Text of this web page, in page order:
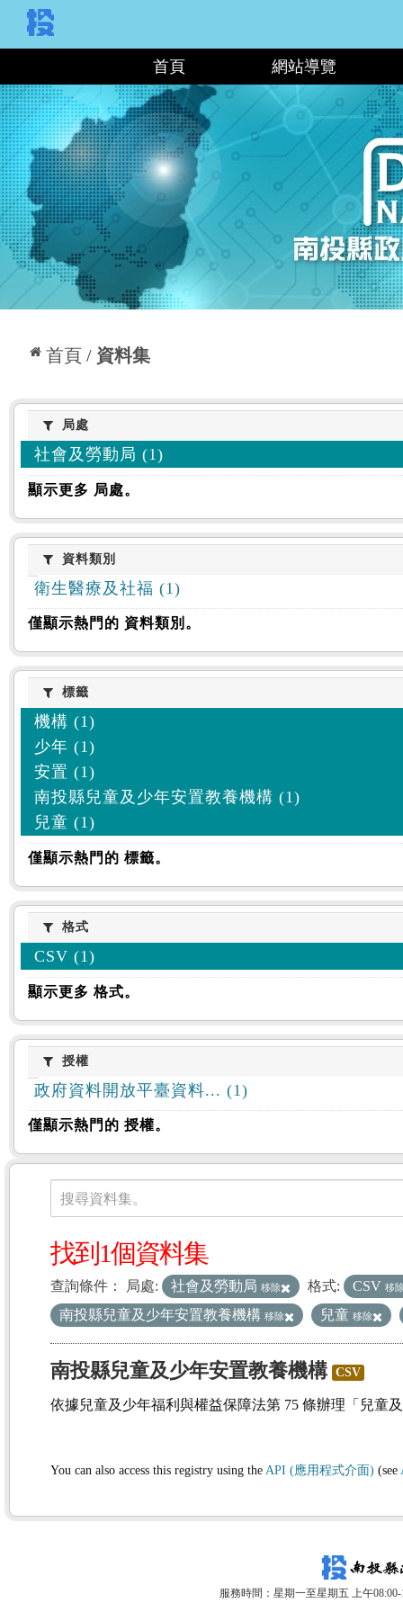
首頁 網站導覽
首頁 資料集
:::
局處局處
社會及勞動局 (1)
顯示更多 局處。
資料類別
資料類別
衛生醫療及社福 (1)
僅顯示熱門的 資料類別。
標籤標籤
機構 (1)
少年 (1)
安置 (1)
南投縣兒童及少年安置教養機構 (1)
兒童 (1)
僅顯示熱門的 標籤。
格式格式
CSV (1)
顯示更多 格式。
授權授權
政府資料開放平臺資料... (1)
僅顯示熱門的 授權。
資料集
搜尋資料集。
找到1個資料集
查詢條件： 局處: 社會及勞動局 移除 格式: CSV 移
南投縣兒童及少年安置教養機構 移除 兒童 移除
南投縣兒童及少年安置教養機構 CSV
依據兒童及少年福利與權益保障法第 75 條辦理「兒童
You can also access this registry using the API (應用程式介面) (see
服務時間：星期一至星期五 上午